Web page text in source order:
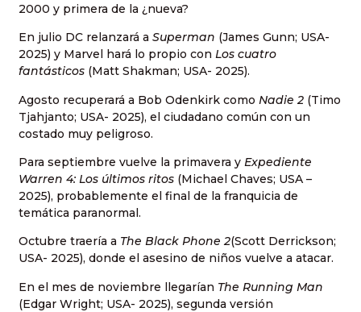
2000 y primera de la ¿nueva?
En julio DC relanzará a Superman (James Gunn; USA-
2025) y Marvel hará lo propio con Los cuatro
fantásticos (Matt Shakman; USA- 2025).
Agosto recuperará a Bob Odenkirk como Nadie 2 (Timo
Tjahjanto; USA- 2025), el ciudadano común con un
costado muy peligroso.
Para septiembre vuelve la primavera y Expediente
Warren 4: Los últimos ritos (Michael Chaves; USA –
2025), probablemente el final de la franquicia de
temática paranormal.
Octubre traería a The Black Phone 2(Scott Derrickson;
USA- 2025), donde el asesino de niños vuelve a atacar.
En el mes de noviembre llegarían The Running Man
(Edgar Wright; USA- 2025), segunda versión